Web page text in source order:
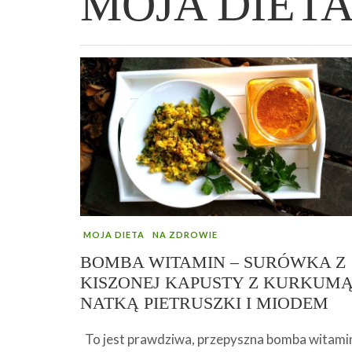
WIELKANOCNA BABKA DROŻDŻOWA –
„TRZYGODZINNA”
„PRZEMIANA” PODRÓŻ DO SIŁY I
WOLNOŚCI :)
GENIALNY ZAKWAS Z BURAKÓW
ROBOTY – WZMACNIA KREW I
AFIRMACJE – TWORZENIE DOBREGO
ŻYCIA!
MOJA DIETA NA ZDROWIE
BOMBA WITAMIN – SURÓWKA Z
KISZONEJ KAPUSTY Z
NATKĄ PIETRUSZKI I MIODEM
To jest prawdziwa, przepyszna bomba